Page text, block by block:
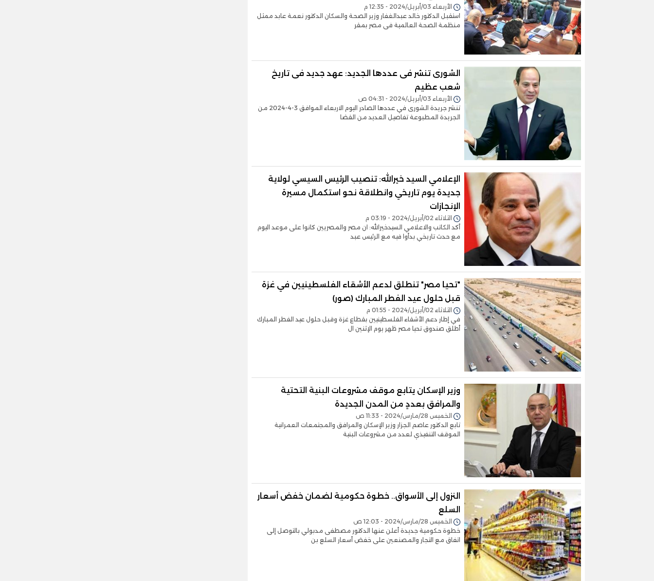
الأربعاء 03/أبريل/2024 - 12:35 م
استقبل الدكتور خالد عبدالغفار وزير الصحة والسكان الدكتور نعمة عابد ممثل
منظمة الصحة العالمية فى مصر بمقر
الشورى تنشر فى عددها الجديد: عهد جديد فى تاريخ
شعب عظيم
الأربعاء 03/أبريل/2024 - 04:31 ص
تنشر جريدة الشورى في عددها الصادر اليوم الاربعاء الموافق 3-4-2024 من
الجريدة المطبوعة تفاصيل العديد من القضا
الإعلامي السيد خيرالله: تنصيب الرئيس السيسي لولاية
جديدة يوم تاريخي وانطلاقة نحو استكمال مسيرة
الإنجازات
الثلاثاء 02/أبريل/2024 - 03:19 م
أكد الكاتب والاعلامي السيدخيرالله: ان مصر والمصريين كانوا على موعد اليوم
مع حدث تاريخي بدأوا فيه مع الرئيس عبد
"تحيا مصر" تنطلق لدعم الأشقاء الفلسطينيين في غزة
قبل حلول عيد الفطر المبارك (صور)
الثلاثاء 02/أبريل/2024 - 01:55 م
في إطار دعم الأشقاء الفلسطينيين بقطاع غزة وقبل حلول عيد الفطر المبارك
أطلق صندوق تحيا مصر ظهر يوم الإثنين ال
وزير الإسكان يتابع موقف مشروعات البنية التحتية
والمرافق بعددٍ من المدن الجديدة
الخميس 28/مارس/2024 - 11:33 ص
تابع الدكتور عاصم الجزار وزير الإسكان والمرافق والمجتمعات العمرانية
الموقف التنفيذي لعدد من مشروعات البنية
النزول إلى الأسواق.. خطوة حكومية لضمان خفض أسعار
السلع
الخميس 28/مارس/2024 - 12:03 ص
خطوة حكومية جديدة أعلن عنها الدكتور مصطفى مدبولي بالتوصل إلى
اتفاق مع التجار والمصنعين على خفض أسعار السلع بن